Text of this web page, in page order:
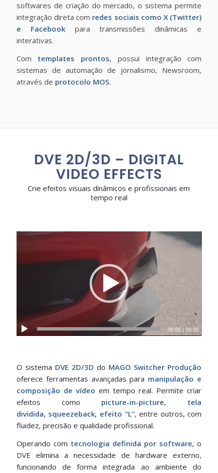
softwares de criação do mercado, o sistema permite
integração direta com redes sociais como X (Twitter)
e Facebookpara transmissões dinâmicas e
interativas.
Com templates prontos, possui integração com
sistemas de automação de jornalismo, Newsroom,
através de protocolo MOS.
DVE 2D/3D – DIGITAL
VIDEO EFFECTS
Crie efeitos visuais dinâmicos e profissionais em
tempo real
00:00|00:30
O sistema DVE 2D/3D do MAGO Switcher Produção
oferece ferramentas avançadas para manipulação e
composição de vídeo em tempo real. Permite criar
efeitos como picture-in-picture, tela
dividida, squeezeback, efeito “L”, entre outros, com
fluidez, precisão e qualidade profissional.
Operando com tecnologia definida por software, o
DVE elimina a necessidade de hardware externo,
funcionando de forma integrada ao ambiente do